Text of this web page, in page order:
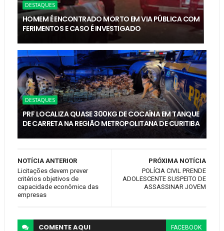
DESTAQUES
HOMEM É ENCONTRADO MORTO EM VIA PÚBLICA COM
FERIMENTOS E CASO É INVESTIGADO
DESTAQUES
PRF LOCALIZA QUASE 300KG DE COCAÍNA EM TANQUE
DE CARRETA NA REGIÃO METROPOLITANA DE CURITIBA
PRÓXIMA NOTÍCIA
POLÍCIA CIVIL PRENDE
ADOLESCENTE SUSPEITO DE
ASSASSINAR JOVEM
NOTÍCIA ANTERIOR
Licitações devem prever
critérios objetivos de
capacidade econômica das
empresas
COMENTEAQUI FACEBOOK